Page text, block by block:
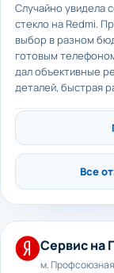
Случайно увидела
стекло на Redmi.
выбор в разном
готовым
дал объективные
деталей, быстрая
Все
Сервис на
м. Профсоюзная